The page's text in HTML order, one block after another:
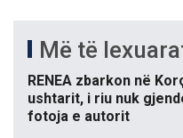
Më të
RENEA zbarkon në
ushtarit, i riu nuk
fotoja e autorit